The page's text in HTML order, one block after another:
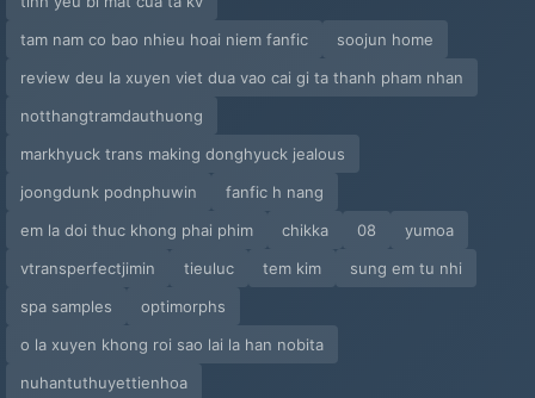
tam nam co bao nhieu hoai niem fanfic
soojun home
review deu la xuyen viet dua vao cai gi ta thanh pham nhan
notthangtramdauthuong
markhyuck trans making donghyuck jealous
joongdunk podnphuwin
fanfic h nang
em la doi thuc khong phai phim
chikka 08
yumoa
vtransperfectjimin
tieuluc tem kim
sung em tu nhi
spa samples
optimorphs
o la xuyen khong roi sao lai la han nobita
nuhantuthuyettienhoa